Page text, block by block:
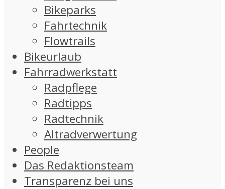
Bikeparks
Fahrtechnik
Flowtrails
Bikeurlaub
Fahrradwerkstatt
Radpflege
Radtipps
Radtechnik
Altradverwertung
People
Das Redaktionsteam
Transparenz bei uns